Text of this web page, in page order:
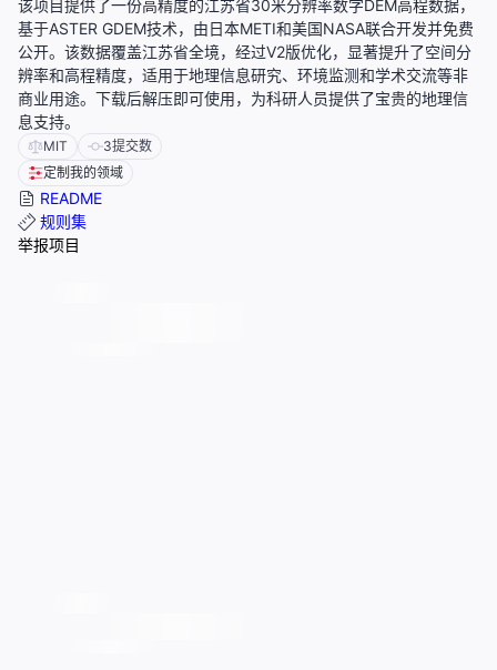
该项目提供了一份高精度的江苏省30米分辨率数字DEM高程数据，
基于ASTER GDEM技术，由日本METI和美国NASA联合开发并免费
公开。该数据覆盖江苏省全境，经过V2版优化，显著提升了空间分
辨率和高程精度，适用于地理信息研究、环境监测和学术交流等非
商业用途。下载后解压即可使用，为科研人员提供了宝贵的地理信
息支持。
MIT 3提交数
定制我的领域
README
规则集
举报项目